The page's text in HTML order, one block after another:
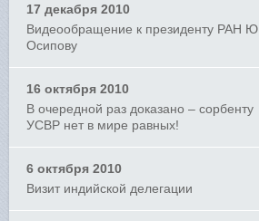
17 декабря 2010
Видеообращение к президенту РАН Ю.
Осипову
16 октября 2010
В очередной раз доказано – сорбенту
УСВР нет в мире равных!
6 октября 2010
Визит индийской делегации